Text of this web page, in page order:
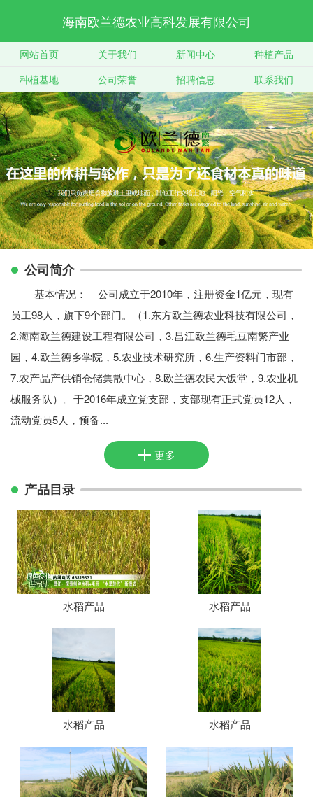
海南欧兰德农业高科发展有限公司
网站首页 关于我们 新闻中心
种植产品
种植基地
公司荣誉 招聘信息 联系我们
公司简介
基本情况： 公司成立于2010年，注册资金1亿元，现有
员工98人，旗下9个部门。（1.东方欧兰德农业科技有限公司，
2.海南欧兰德建设工程有限公司，3.昌江欧兰德毛豆南繁产业
园，4.欧兰德乡学院，5.农业技术研究所，6.生产资料门市部，
7.农产品产供销仓储集散中心，8.欧兰德农民大饭堂，9.农业机
械服务队）。于2016年成立党支部，支部现有正式党员12人，
流动党员5人，预备...
更多
产品目录
水稻产品 水稻产品
水稻产品 水稻产品